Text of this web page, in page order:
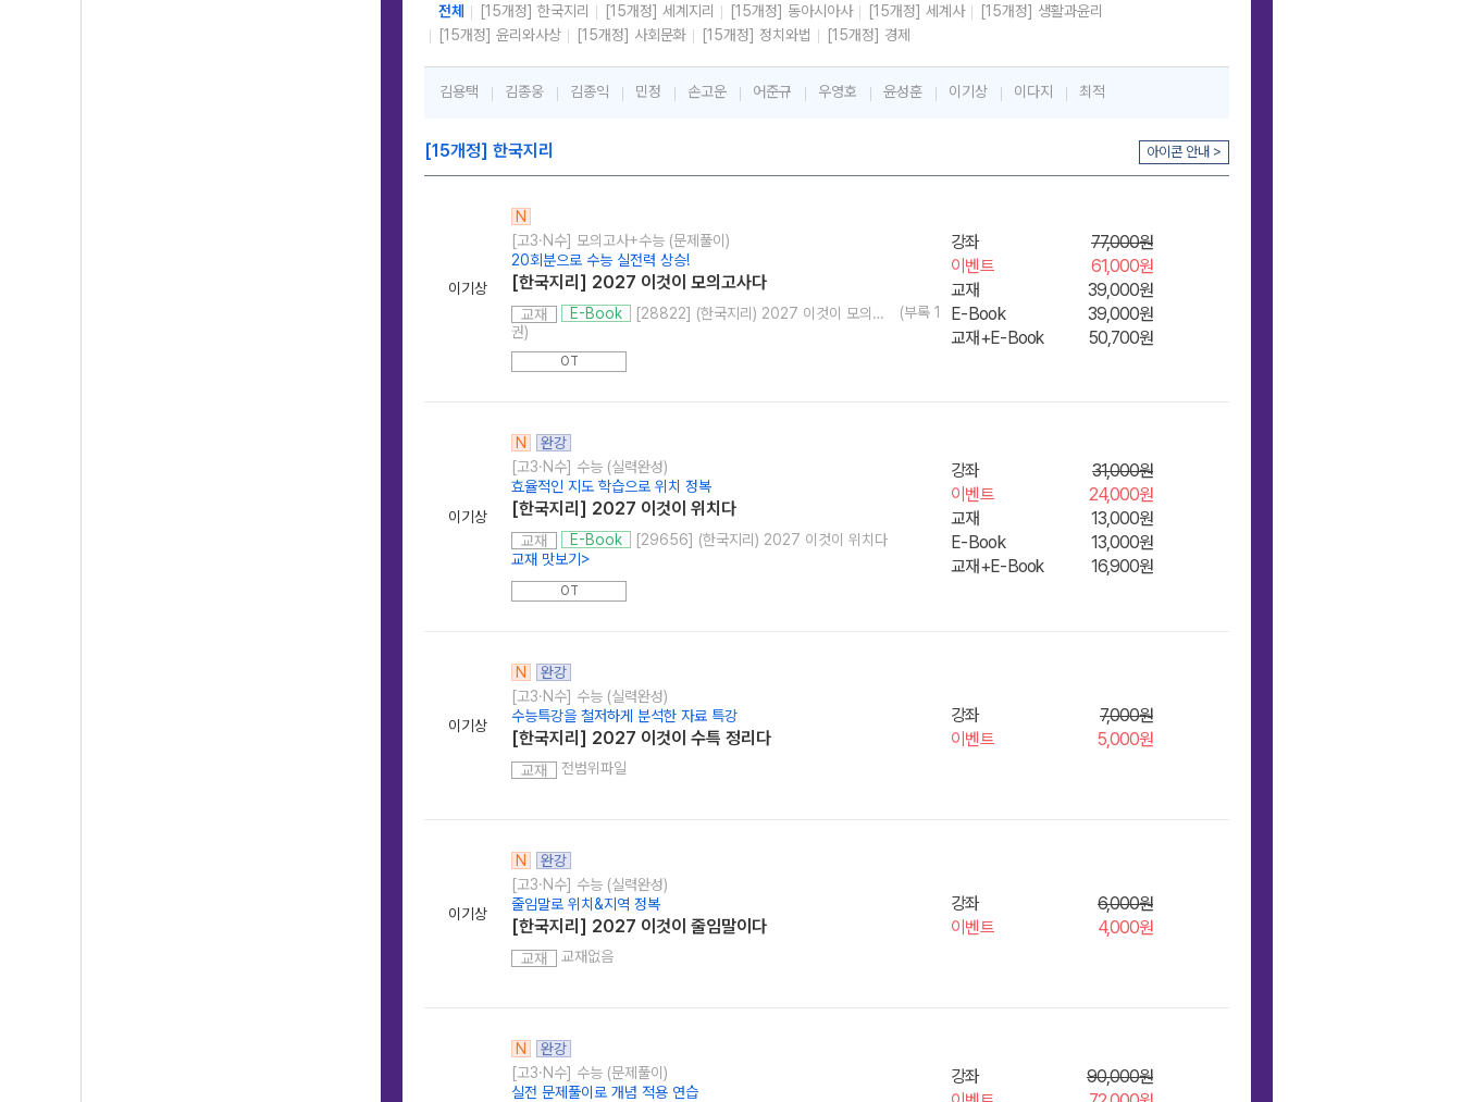
전체 [15개정] 한국지리 [15개정] 세계지리 [15개정] 동아시아사 [15개정] 세계사
[15개정] 생활과윤리
[15개정] 윤리와사상
[15개정] 사회문화 [15개정] 정치와법 [15개정] 경제
김용택 김종웅 김종익 민정 손고운 어준규 우영호 윤성훈 이기상 이다지 최적
[15개정] 한국지리 아이콘 안내 >
이기상
N
[고3·N수] 모의고사+수능 (문제풀이)
20회분으로 수능 실전력 상승!
[한국지리] 2027 이것이 모의고사다
교재 E-Book [28822] (한국지리) 2027 이것이 모의고사다
(부록 1
권)
OT
강좌
77,000원
이벤트
61,000원
교재
39,000원
E-Book
39,000원
교재+E-Book
50,700원
이기상
N
완강
[고3·N수] 수능 (실력완성)
효율적인 지도 학습으로 위치 정복
[한국지리] 2027 이것이 위치다
교재 E-Book
[29656] (한국지리) 2027 이것이 위치다
교재 맛보기 >
OT
강좌
31,000원
이벤트
24,000원
교재
13,000원
E-Book
13,000원
교재+E-Book
16,900원
이기상
N
완강
[고3·N수] 수능 (실력완성)
수능특강을 철저하게 분석한 자료 특강
[한국지리] 2027 이것이 수특 정리다
교재 전범위파일
강좌
7,000원
이벤트
5,000원
이기상
N
완강
[고3·N수] 수능 (실력완성)
줄임말로 위치&지역 정복
[한국지리] 2027 이것이 줄임말이다
교재 교재없음
강좌
6,000원
이벤트
4,000원
N
완강
[고3·N수] 수능 (문제풀이)
실전 문제풀이로 개념 적용 연습
강좌
90,000원